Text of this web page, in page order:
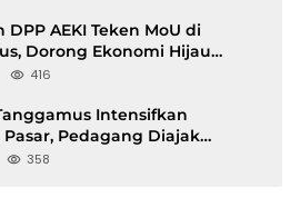
DPP AEKI Teken MoU di
Dorong Ekonomi Hijau
dan Perdagangan Karbon
416
Intensifkan
Pedagang Diajak
Modern Talang Padang
358